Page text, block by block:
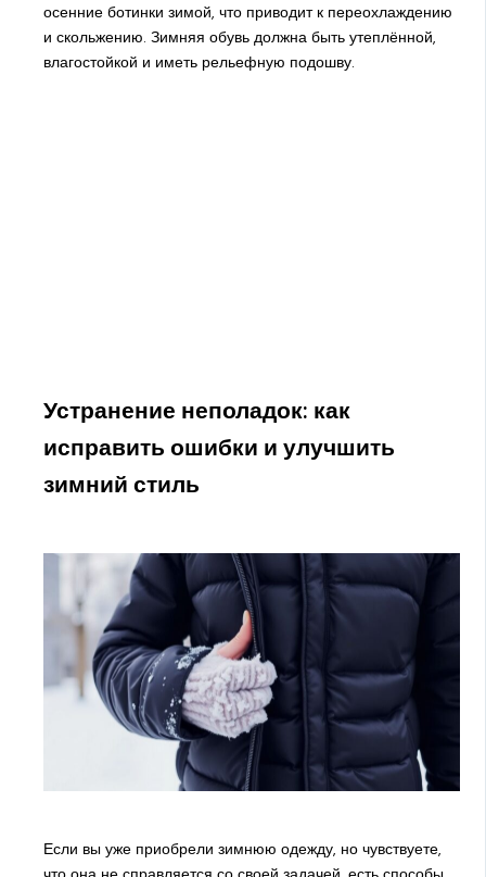
осенние ботинки зимой, что приводит к переохлаждению
и скольжению. Зимняя обувь должна быть утеплённой,
влагостойкой и иметь рельефную подошву.
Устранение неполадок: как
исправить ошибки и улучшить
зимний стиль
Если вы уже приобрели зимнюю одежду, но чувствуете,